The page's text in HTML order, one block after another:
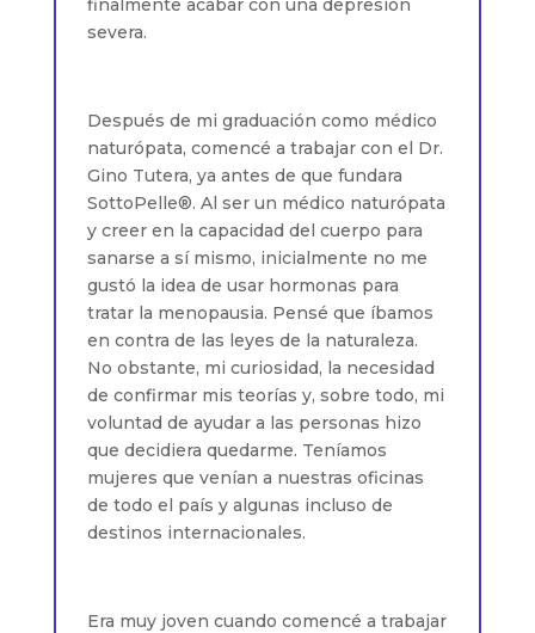
severa.
Después de mi graduación como médico
naturópata, comencé a trabajar con el Dr.
Gino Tutera, ya antes de que fundara
SottoPelle®. Al ser un médico naturópata
y creer en la capacidad del cuerpo para
sanarse a sí mismo, inicialmente no me
gustó la idea de usar hormonas para
tratar la menopausia. Pensé que íbamos
en contra de las leyes de la naturaleza.
No obstante, mi curiosidad, la necesidad
de confirmar mis teorías y, sobre todo, mi
voluntad de ayudar a las personas hizo
que decidiera quedarme. Teníamos
mujeres que venían a nuestras oficinas
de todo el país y algunas incluso de
destinos internacionales.
Era muy joven cuando comencé a trabajar